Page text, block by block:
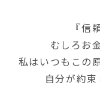
『信
むしろお
私はいつもこの
自分が約束